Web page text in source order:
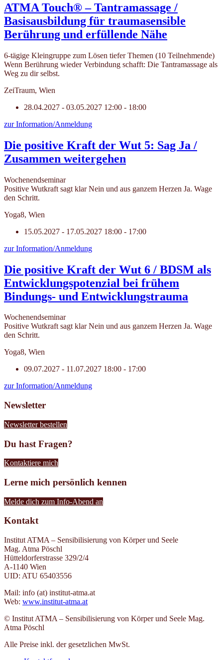
ATMA Touch® – Tantramassage /
Basisausbildung für traumasensible
Berührung und erfüllende Nähe
6-tägige Kleingruppe zum Lösen tiefer Themen (10 Teilnehmende)
Wenn Berührung wieder Verbindung schafft: Die Tantramassage als
Weg zu dir selbst.
ZeiTraum, Wien
28.04.2027 - 03.05.2027 12:00 - 18:00
zur Information/Anmeldung
Die positive Kraft der Wut 5: Sag Ja /
Zusammen weitergehen
Wochenendseminar
Positive Wutkraft sagt klar Nein und aus ganzem Herzen Ja. Wage
den Schritt.
Yoga8, Wien
15.05.2027 - 17.05.2027 18:00 - 17:00
zur Information/Anmeldung
Die positive Kraft der Wut 6 / BDSM als
Entwicklungspotenzial bei frühem
Bindungs- und Entwicklungstrauma
Wochenendseminar
Positive Wutkraft sagt klar Nein und aus ganzem Herzen Ja. Wage
den Schritt.
Yoga8, Wien
09.07.2027 - 11.07.2027 18:00 - 17:00
zur Information/Anmeldung
Newsletter
Newsletter bestellen
Du hast Fragen?
Kontaktiere mich
Lerne mich persönlich kennen
Melde dich zum Info-Abend an
Kontakt
Institut ATMA – Sensibilisierung von Körper und Seele
Mag. Atma Pöschl
Hütteldorferstrasse 329/2/4
A-1140 Wien
UID: ATU 65403556
Mail: info (at) institut-atma.at
Web: www.institut-atma.at
© Institut ATMA – Sensibilisierung von Körper und Seele Mag.
Atma Pöschl
Alle Preise inkl. der gesetzlichen MwSt.